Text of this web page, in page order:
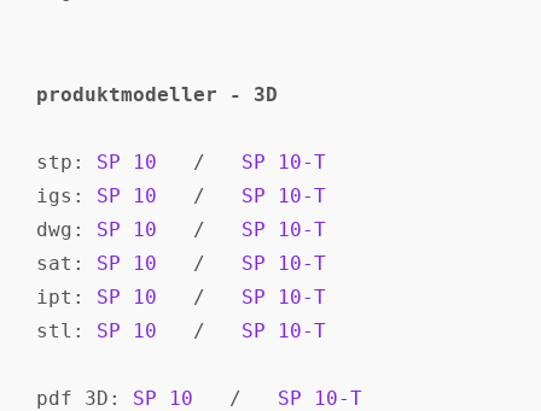
produktmodeller - 3D
stp: SP 10
   /
SP 10-T
igs: SP 10
   /
SP 10-T
dwg: SP 10
   /
SP 10-T
sat: SP 10
   /
SP 10-T
ipt: SP 10
   /
SP 10-T
stl: SP 10
   /
SP 10-T
pdf 3D: SP 10
   /
SP 10-T